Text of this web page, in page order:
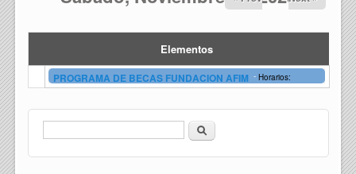
Elementos
PROGRAMA DE BECAS FUNDACION AFIM - Horarios:
Formulario de búsqueda
Buscar